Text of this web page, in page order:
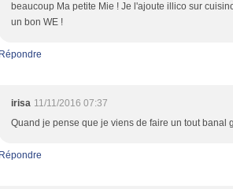
beaucoup Ma petite Mie ! Je l'ajoute illico sur
un bon WE !
irisa 11/11/2016 07:37
Quand je pense que je viens de faire un tout banal